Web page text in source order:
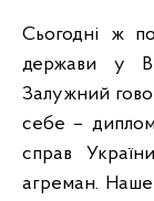
Сьогодні ж
держави у
Залужний
себе –
справ
агреман. Наше